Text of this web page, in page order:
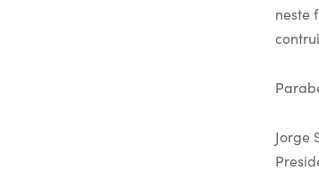
neste
Jorge